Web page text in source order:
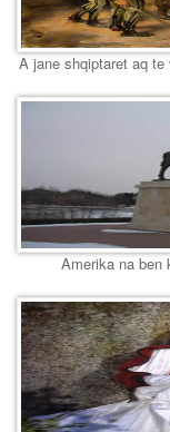
A jane shqiptaret aq
Amerika na ben